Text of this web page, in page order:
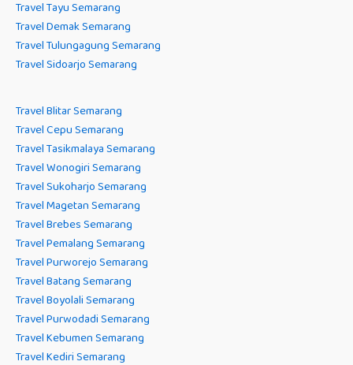
Travel Tayu Semarang
Travel Demak Semarang
Travel Tulungagung Semarang
Travel Sidoarjo Semarang
Travel Blitar Semarang
Travel Cepu Semarang
Travel Tasikmalaya Semarang
Travel Wonogiri Semarang
Travel Sukoharjo Semarang
Travel Magetan Semarang
Travel Brebes Semarang
Travel Pemalang Semarang
Travel Purworejo Semarang
Travel Batang Semarang
Travel Boyolali Semarang
Travel Purwodadi Semarang
Travel Kebumen Semarang
Travel Kediri Semarang